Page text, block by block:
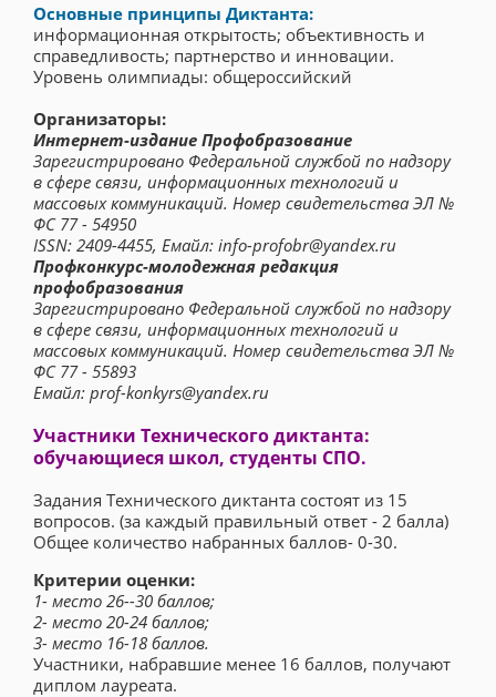
Основные принципы Диктанта:
информационная открытость; объективность и
справедливость; партнерство и инновации.
Уровень олимпиады: общероссийский
Организаторы:
Интернет-издание Профобразование
Зарегистрировано Федеральной службой по надзору
в сфере связи, информационных технологий и
массовых коммуникаций. Номер свидетельства ЭЛ №
ФС 77 - 54950
ISSN: 2409-4455, Емайл: info-profobr@yandex.ru
Профконкурс-молодежная редакция
профобразования
Зарегистрировано Федеральной службой по надзору
в сфере связи, информационных технологий и
массовых коммуникаций. Номер свидетельства ЭЛ №
ФС 77 - 55893
Емайл: prof-konkyrs@yandex.ru
Участники Технического диктанта:
обучающиеся школ, студенты СПО.
Задания Технического диктанта состоят из 15
вопросов. (за каждый правильный ответ - 2 балла)
Общее количество набранных баллов- 0-30.
Критерии оценки:
1- место 26--30 баллов;
2- место 20-24 баллов;
3- место 16-18 баллов.
Участники, набравшие менее 16 баллов, получают
диплом лауреата.